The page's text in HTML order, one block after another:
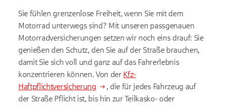
Sie fühlen grenzenlose Freiheit, wenn Sie mit dem
Motorrad unterwegs sind? Mit unseren passgenauen
Motorradversicherungen setzen wir noch eins drauf: Sie
genießen den Schutz, den Sie auf der Straße brauchen,
damit Sie sich voll und ganz auf das Fahrerlebnis
konzentrieren können. Von der Kfz-
Haftpflichtversicherung
, die für jedes Fahrzeug auf
der Straße Pflicht ist, bis hin zur Teilkasko- oder